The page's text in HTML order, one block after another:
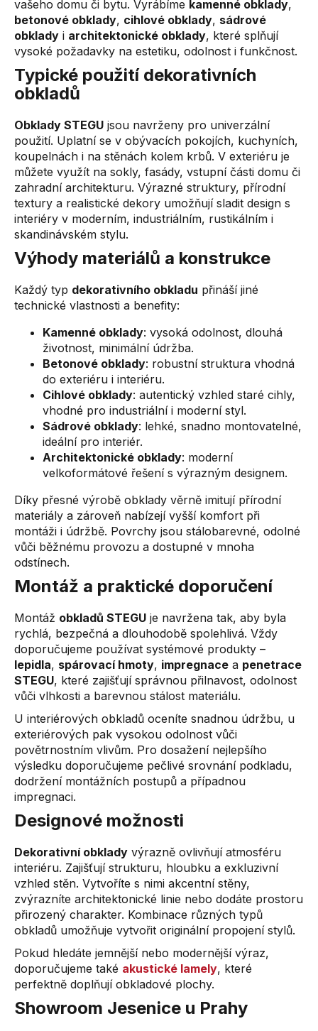
c
í
p
r
v
k
v
ý
p
i
s
u
vašeho domu či bytu. Vyrábíme kamenné obklady,
betonové obklady, cihlové obklady, sádrové
obklady i architektonické obklady, které splňují
vysoké požadavky na estetiku, odolnost i funkčnost.
Typické použití dekorativních
obkladů
Obklady STEGU jsou navrženy pro univerzální
použití. Uplatní se v obývacích pokojích, kuchyních,
koupelnách i na stěnách kolem krbů. V exteriéru je
můžete využít na sokly, fasády, vstupní části domu či
zahradní architekturu. Výrazné struktury, přírodní
textury a realistické dekory umožňují sladit design s
interiéry v moderním, industriálním, rustikálním i
skandinávském stylu.
Výhody materiálů a konstrukce
Každý typ dekorativního obkladu přináší jiné
technické vlastnosti a benefity:
Kamenné obklady: vysoká odolnost, dlouhá
životnost, minimální údržba.
Betonové obklady: robustní struktura vhodná
do exteriéru i interiéru.
Cihlové obklady: autentický vzhled staré cihly,
vhodné pro industriální i moderní styl.
Sádrové obklady: lehké, snadno montovatelné,
ideální pro interiér.
Architektonické obklady: moderní
velkoformátové řešení s výrazným designem.
Díky přesné výrobě obklady věrně imitují přírodní
materiály a zároveň nabízejí vyšší komfort při
montáži i údržbě. Povrchy jsou stálobarevné, odolné
vůči běžnému provozu a dostupné v mnoha
odstínech.
Montáž a praktické doporučení
Montáž obkladů STEGU je navržena tak, aby byla
rychlá, bezpečná a dlouhodobě spolehlivá. Vždy
doporučujeme používat systémové produkty –
lepidla, spárovací hmoty, impregnace a penetrace
STEGU, které zajišťují správnou přilnavost, odolnost
vůči vlhkosti a barevnou stálost materiálu.
U interiérových obkladů oceníte snadnou údržbu, u
exteriérových pak vysokou odolnost vůči
povětrnostním vlivům. Pro dosažení nejlepšího
výsledku doporučujeme pečlivé srovnání podkladu,
dodržení montážních postupů a případnou
impregnaci.
Designové možnosti
Dekorativní obklady výrazně ovlivňují atmosféru
interiéru. Zajišťují strukturu, hloubku a exkluzivní
vzhled stěn. Vytvoříte s nimi akcentní stěny,
zvýrazníte architektonické linie nebo dodáte prostoru
přirozený charakter. Kombinace různých typů
obkladů umožňuje vytvořit originální propojení stylů.
Pokud hledáte jemnější nebo modernější výraz,
doporučujeme také akustické lamely, které
perfektně doplňují obkladové plochy.
Showroom Jesenice u Prahy